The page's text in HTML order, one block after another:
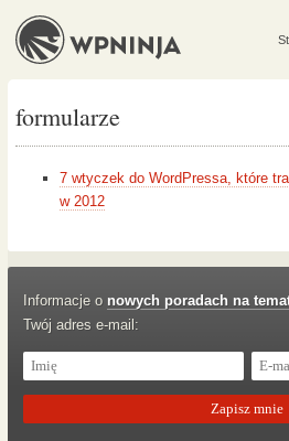
formularze
7 wtyczek do WordPressa, które
w 2012
Informacje o nowych poradach na
Twój adres e-mail: